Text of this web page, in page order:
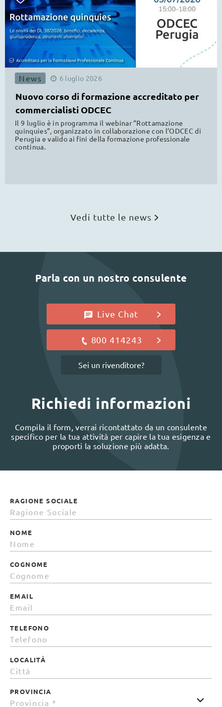
News 6 luglio 2026
Nuovo corso di formazione accreditato per
commercialisti ODCEC
Il 9 luglio è in programma il webinar “Rottamazione
quinquies”, organizzato in collaborazione con l’ODCEC di
Perugia e valido ai fini della formazione professionale
continua.
Vedi tutte le news
Parla con un nostro consulente
Live Chat
800 414243
Sei un rivenditore?
Richiedi informazioni
Compila il form, verrai ricontattato da un consulente
specifico per la tua attività per capire la tua esigenza e
proporti la soluzione più adatta.
RAGIONE SOCIALE
NOME
COGNOME
EMAIL
TELEFONO
LOCALITÀ
PROVINCIA